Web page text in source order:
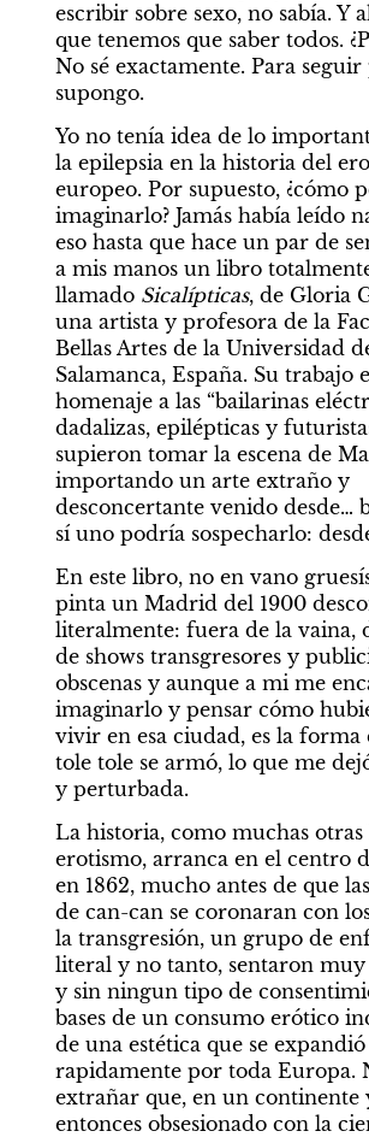
escribir sobre sexo, no sabía. Y
que tenemos que saber todos.
No sé exactamente. Para seguir
supongo.
Yo no tenía idea de lo
la epilepsia en la historia del
europeo. Por supuesto, ¿cómo
imaginarlo? Jamás había leído
eso hasta que hace un par de
a mis manos un libro
llamado Sicalípticas, de Gloria
una artista y profesora de la
Bellas Artes de la Universidad
Salamanca, España. Su trabajo
homenaje a las “bailarinas
dadalizas, epilépticas y
supieron tomar la escena de
importando un arte extraño y
desconcertante venido desde…
sí uno podría sospecharlo:
En este libro, no en vano
pinta un Madrid del 1900
literalmente: fuera de la vaina,
de shows transgresores y
obscenas y aunque a mi me
imaginarlo y pensar cómo
vivir en esa ciudad, es la forma
tole tole se armó, lo que me
y perturbada.
La historia, como muchas otras
erotismo, arranca en el centro
en 1862, mucho antes de que
de can-can se coronaran con
la transgresión, un grupo de
literal y no tanto, sentaron muy
y sin ningun tipo de
bases de un consumo erótico
de una estética que se expandió
rapidamente por toda Europa.
extrañar que, en un continente
entonces obsesionado con la